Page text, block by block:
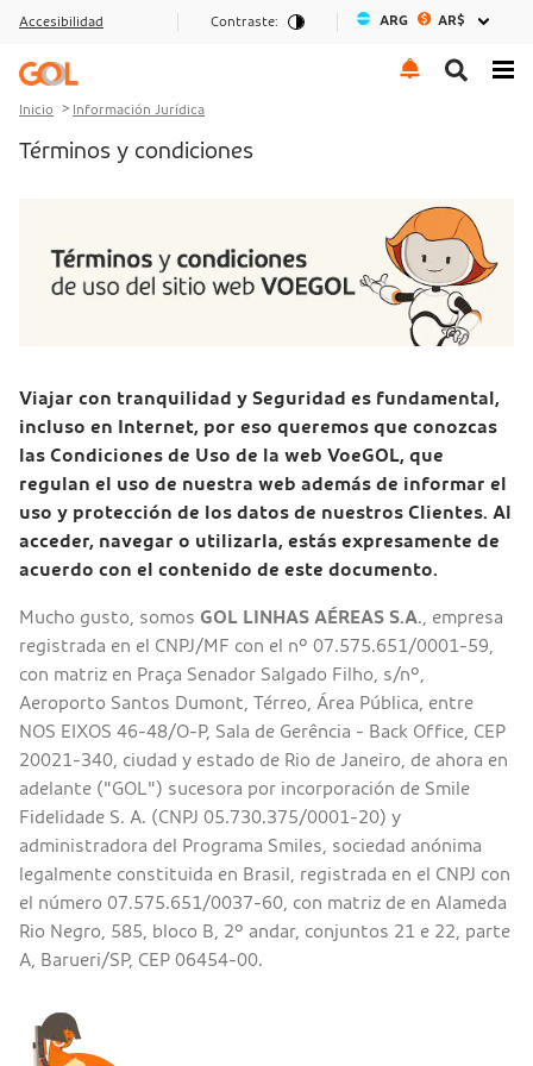
Ir al menu
Ir al contenido
Ir al pie de página
Accesibilidad Contraste: ARG AR$
Inicio Información Jurídica
Términos y condiciones
Viajar con tranquilidad y Seguridad es fundamental,
incluso en Internet, por eso queremos que conozcas
las Condiciones de Uso de la web VoeGOL, que
regulan el uso de nuestra web además de informar el
uso y protección de los datos de nuestros Clientes. Al
acceder, navegar o utilizarla, estás expresamente de
acuerdo con el contenido de este documento.
Mucho gusto, somos GOL LINHAS AÉREAS S.A., empresa
registrada en el CNPJ/MF con el nº 07.575.651/0001-59,
con matriz en Praça Senador Salgado Filho, s/nº,
Aeroporto Santos Dumont, Térreo, Área Pública, entre
NOS EIXOS 46-48/O-P, Sala de Gerência - Back Office, CEP
20021-340, ciudad y estado de Rio de Janeiro, de ahora en
adelante ("GOL") sucesora por incorporación de Smile
Fidelidade S. A. (CNPJ 05.730.375/0001-20) y
administradora del Programa Smiles, sociedad anónima
legalmente constituida en Brasil, registrada en el CNPJ con
el número 07.575.651/0037-60, con matriz de en Alameda
Rio Negro, 585, bloco B, 2º andar, conjuntos 21 e 22, parte
A, Barueri/SP, CEP 06454-00.